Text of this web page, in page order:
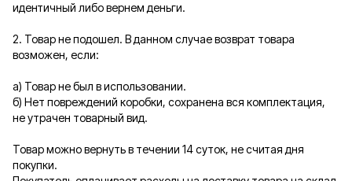
идентичный либо вернем деньги.
2. Товар не подошел. В данном случае возврат товара
возможен, если:
а) Товар не был в использовании.
б) Нет повреждений коробки, сохранена вся комплектация,
не утрачен товарный вид.
Товар можно вернуть в течении 14 суток, не считая дня
покупки.